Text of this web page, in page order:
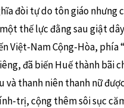
đòi tự do tôn giáo
thế lực đằng sau giật
Việt-Nam Cộng-Hòa,
đã biến Huế thành bãi
và thanh niên thanh nữ
trị, cộng thêm sôi sục